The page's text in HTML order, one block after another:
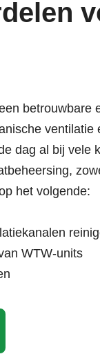
betrouwbare
dag al bij vele
het volgende:
WTW-units